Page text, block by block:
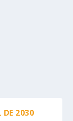
DE 2030